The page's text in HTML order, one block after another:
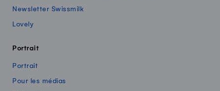
Newsletter Swissmilk
Lovely
Portrait
Portrait
Pour les médias